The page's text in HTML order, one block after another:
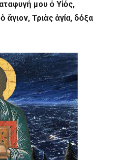
μου ὁ Υἱός,
Τριὰς ἁγία, δόξα